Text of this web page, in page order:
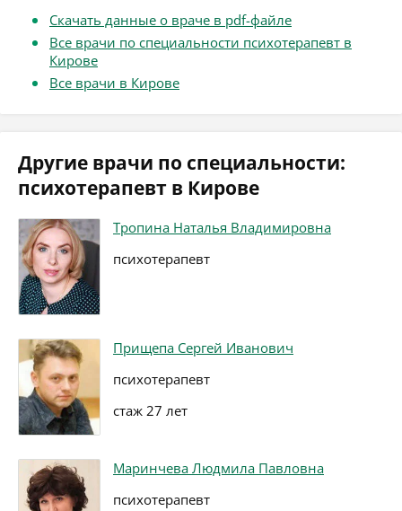
Скачать данные о враче в pdf-файле
Все врачи по специальности психотерапевт в
Кирове
Все врачи в Кирове
Другие врачи по специальности:
психотерапевт в Кирове
Тропина Наталья Владимировна
психотерапевт
Прищепа Сергей Иванович
психотерапевт
стаж 27 лет
Маринчева Людмила Павловна
психотерапевт